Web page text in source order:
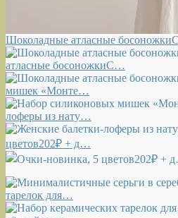
Шоколадные атласные
атласные босоножкиС…
мишек «Монте…
лоферы из нату…
цветов202₽ + д…
тарелок для…